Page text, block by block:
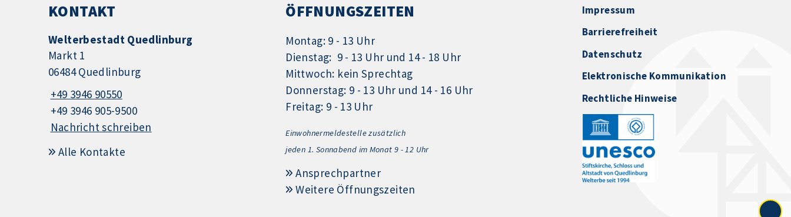
KONTAKT
Welterbestadt Quedlinburg
Markt 1
06484 Quedlinburg
+49 3946 90550
+49 3946 905-9500
Nachricht schreiben
Alle Kontakte
ÖFFNUNGSZEITEN
Montag: 9 - 13 Uhr
Dienstag: 9 - 13 Uhr und 14 - 18 Uhr
Mittwoch: kein Sprechtag
Donnerstag: 9 - 13 Uhr und 14 - 16 Uhr
Freitag: 9 - 13 Uhr
Einwohnermeldestelle zusätzlich
jeden 1. Sonnabend im Monat 9 - 12 Uhr
Ansprechpartner
Weitere Öffnungszeiten
Impressum
Barrierefreiheit
Datenschutz
Elektronische Kommunikation
Rechtliche Hinweise